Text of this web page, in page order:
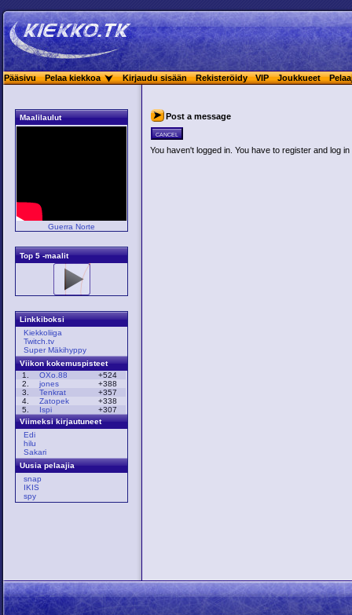
Pääsivu Pelaa kiekkoa Kirjaudu sisään Rekisteröidy VIP Joukkueet
Maalilaulut
Guerra Norte
Top 5 -maalit
Linkkiboksi
Kiekkoliiga
Twitch.tv
Super Mäkihyppy
Viikon kokemuspisteet
1.
OXo.88
+524
2.
jones
+388
3.
Tenkrat
+357
4.
Zatopek
+338
5.
Ispi
+307
Viimeksi kirjautuneet
Edi
hilu
Sakari
Uusia pelaajia
snap
IKIS
spy
Post a message
cancel
You haven't logged in. You have to register and log